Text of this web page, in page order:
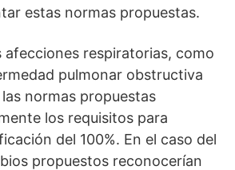
estas normas propuestas.
afecciones respiratorias, como
pulmonar obstructiva
normas propuestas
los requisitos para
del 100%. En el caso del
propuestos reconocerían